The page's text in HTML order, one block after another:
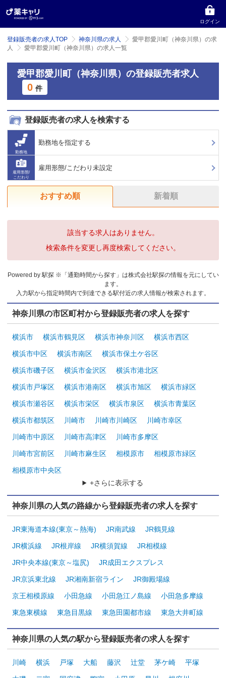
ログイン
登録販売者の求人TOP 神奈川県の求人
愛甲郡愛川町（神奈川県）の求
人
愛甲郡愛川町（神奈川県）の求人一覧
愛甲郡愛川町（神奈川県）の登録販売者求人
0 件
登録販売者の求人を検索する
勤務地
勤務地を指定する
雇用形態/
こだわり
雇用形態/こだわり未設定
おすすめ順 新着順
該当する求人はありません。
検索条件を変更し再度検索してください。
Powered by 駅探 ※「通勤時間から探す」は株式会社駅探の情報を元にしてい
ます。
入力駅から指定時間内で到達できる駅付近の求人情報が検索されます。
神奈川県の市区町村から登録販売者の求人を探す
横浜市 横浜市鶴見区 横浜市神奈川区 横浜市西区
横浜市中区 横浜市南区 横浜市保土ケ谷区
横浜市磯子区 横浜市金沢区 横浜市港北区
横浜市戸塚区 横浜市港南区 横浜市旭区 横浜市緑区
横浜市瀬谷区 横浜市栄区 横浜市泉区 横浜市青葉区
横浜市都筑区 川崎市 川崎市川崎区 川崎市幸区
川崎市中原区 川崎市高津区 川崎市多摩区
川崎市宮前区 川崎市麻生区 相模原市 相模原市緑区
相模原市中央区
+さらに表示する
神奈川県の人気の路線から登録販売者の求人を探す
JR東海道本線(東京～熱海) JR南武線 JR鶴見線
JR横浜線 JR根岸線 JR横須賀線 JR相模線
JR中央本線(東京～塩尻) JR成田エクスプレス
JR京浜東北線 JR湘南新宿ライン JR御殿場線
京王相模原線 小田急線 小田急江ノ島線 小田急多摩線
東急東横線 東急目黒線 東急田園都市線 東急大井町線
神奈川県の人気の駅から登録販売者の求人を探す
川崎 横浜 戸塚 大船 藤沢 辻堂 茅ケ崎 平塚